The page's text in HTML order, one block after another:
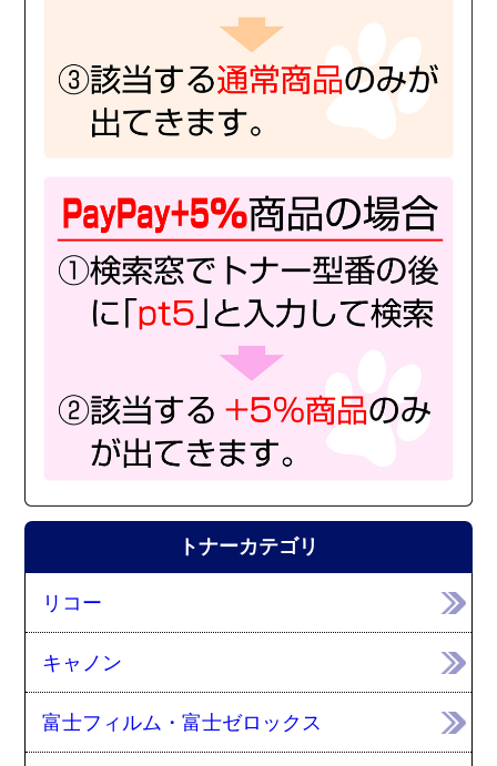
トナーカテゴリ
リコー
キャノン
富士フィルム・富士ゼロックス